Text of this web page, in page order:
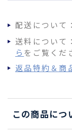
配送について：
送料について
ら をご覧くだ
返品特約＆商
この商品につ